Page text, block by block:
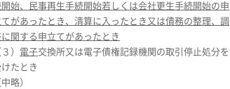
始、民事再生手続開始若しくは会社更生手続開始の申
があったとき、清算に入ったとき又は債務の整理、調
関する申立てがあったとき
３） 電子交換所又は電子債権記録機関の取引停止処分を
たとき
中略）